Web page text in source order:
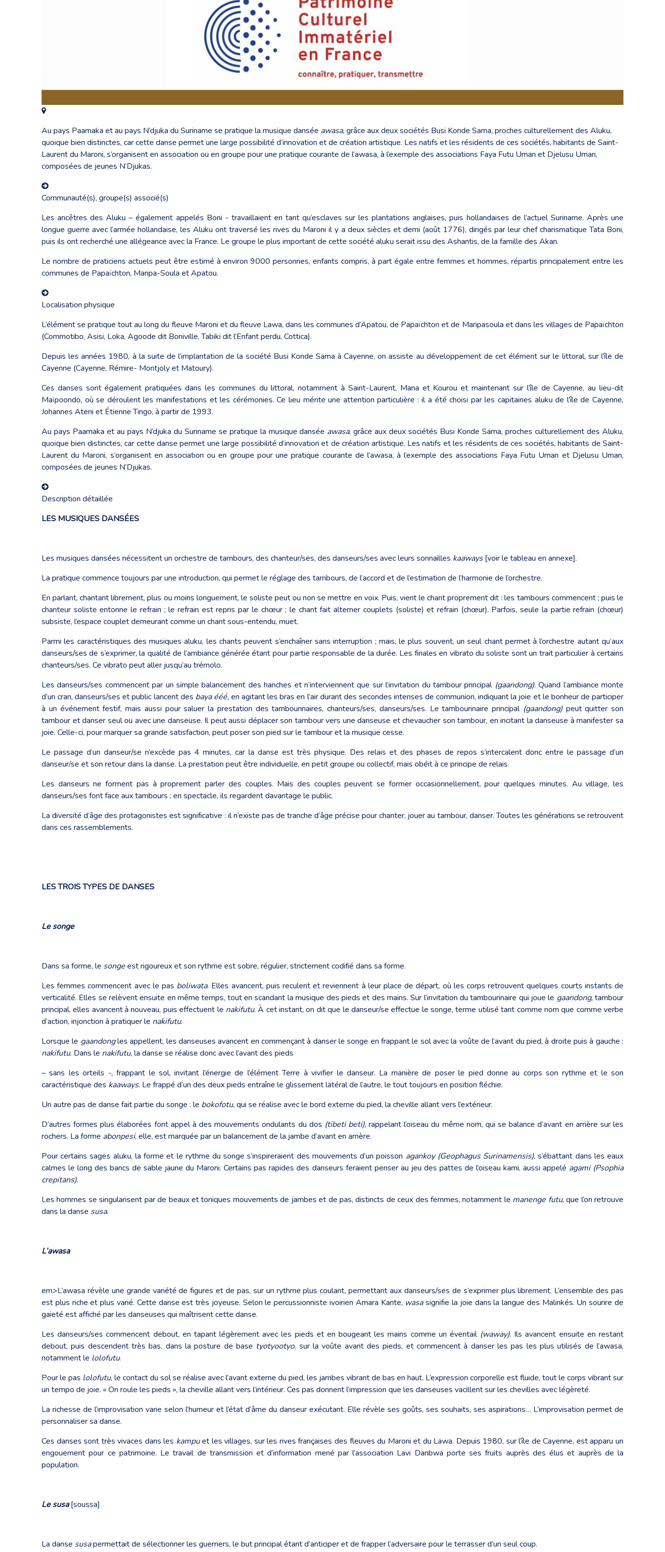
Au pays Paamaka et au pays N’djuka du Suriname se pratique la musique dansée awasa, grâce aux deux sociétés Busi Konde Sama, proches culturellement des Aluku,
quoique bien distinctes, car cette danse permet une large possibilité d’innovation et de création artistique. Les natifs et les résidents de ces sociétés, habitants de Saint-
Laurent du Maroni, s’organisent en association ou en groupe pour une pratique courante de l’awasa, à l’exemple des associations Faya Futu Uman et Djelusu Uman,
composées de jeunes N’Djukas.
Communauté(s), groupe(s) associé(s)
Les ancêtres des Aluku – également appelés Boni - travaillaient en tant qu’esclaves sur les plantations anglaises, puis hollandaises de l’actuel Suriname. Après une
longue guerre avec l’armée hollandaise, les Aluku ont traversé les rives du Maroni il y a deux siècles et demi (août 1776), dirigés par leur chef charismatique Tata Boni,
puis ils ont recherché une allégeance avec la France. Le groupe le plus important de cette société aluku serait issu des Ashantis, de la famille des Akan.
Le nombre de praticiens actuels peut être estimé à environ 9000 personnes, enfants compris, à part égale entre femmes et hommes, répartis principalement entre les
communes de Papaïchton, Maripa-Soula et Apatou.
Localisation physique
L’élément se pratique tout au long du fleuve Maroni et du fleuve Lawa, dans les communes d’Apatou, de Papaïchton et de Maripasoula et dans les villages de Papaïchton
(Commotibo, Asisi, Loka, Agoode dit Boniville, Tabiki dit l’Enfant perdu, Cottica).
Depuis les années 1980, à la suite de l’implantation de la société Busi Konde Sama à Cayenne, on assiste au développement de cet élément sur le littoral, sur l’île de
Cayenne (Cayenne, Rémire- Montjoly et Matoury).
Ces danses sont également pratiquées dans les communes du littoral, notamment à Saint-Laurent, Mana et Kourou et maintenant sur l’île de Cayenne, au lieu-dit
Maïpoondo, où se déroulent les manifestations et les cérémonies. Ce lieu mérite une attention particulière : il a été choisi par les capitaines aluku de l’île de Cayenne,
Johannes Ateni et Étienne Tingo, à partir de 1993.
Au pays Paamaka et au pays N’djuka du Suriname se pratique la musique dansée awasa, grâce aux deux sociétés Busi Konde Sama, proches culturellement des Aluku,
quoique bien distinctes, car cette danse permet une large possibilité d’innovation et de création artistique. Les natifs et les résidents de ces sociétés, habitants de Saint-
Laurent du Maroni, s’organisent en association ou en groupe pour une pratique courante de l’awasa, à l’exemple des associations Faya Futu Uman et Djelusu Uman,
composées de jeunes N’Djukas.
Description détaillée
LES MUSIQUES DANSÉES
Les musiques dansées nécessitent un orchestre de tambours, des chanteur/ses, des danseurs/ses avec leurs sonnailles kaaways[voir le tableau en annexe].
La pratique commence toujours par une introduction, qui permet le réglage des tambours, de l’accord et de l’estimation de l’harmonie de l’orchestre.
En parlant, chantant librement, plus ou moins longuement, le soliste peut ou non se mettre en voix. Puis, vient le chant proprement dit : les tambours commencent ; puis le
chanteur soliste entonne le refrain ; le refrain est repris par le chœur ; le chant fait alterner couplets (soliste) et refrain (chœur). Parfois, seule la partie refrain (chœur)
subsiste, l’espace couplet demeurant comme un chant sous-entendu, muet.
Parmi les caractéristiques des musiques aluku, les chants peuvent s’enchaîner sans interruption ; mais, le plus souvent, un seul chant permet à l’orchestre autant qu’aux
danseurs/ses de s’exprimer, la qualité de l’ambiance générée étant pour partie responsable de la durée. Les finales en vibrato du soliste sont un trait particulier à certains
chanteurs/ses. Ce vibrato peut aller jusqu’au trémolo.
Les danseurs/ses commencent par un simple balancement des hanches et n’interviennent que sur l’invitation du tambour principal (gaandong). Quand l’ambiance monte
d’un cran, danseurs/ses et public lancent des baya ééé, en agitant les bras en l’air durant des secondes intenses de communion, indiquant la joie et le bonheur de participer
à un événement festif, mais aussi pour saluer la prestation des tambourinaires, chanteurs/ses, danseurs/ses. Le tambourinaire principal (gaandong)peut quitter son
tambour et danser seul ou avec une danseuse. Il peut aussi déplacer son tambour vers une danseuse et chevaucher son tambour, en incitant la danseuse à manifester sa
joie. Celle-ci, pour marquer sa grande satisfaction, peut poser son pied sur le tambour et la musique cesse.
Le passage d’un danseur/se n’excède pas 4 minutes, car la danse est très physique. Des relais et des phases de repos s’intercalent donc entre le passage d’un
danseur/se et son retour dans la danse. La prestation peut être individuelle, en petit groupe ou collectif, mais obéit à ce principe de relais.
Les danseurs ne forment pas à proprement parler des couples. Mais des couples peuvent se former occasionnellement, pour quelques minutes. Au village, les
danseurs/ses font face aux tambours ; en spectacle, ils regardent davantage le public.
La diversité d’âge des protagonistes est significative : il n’existe pas de tranche d’âge précise pour chanter, jouer au tambour, danser. Toutes les générations se retrouvent
dans ces rassemblements.
LES TROIS TYPES DE DANSES
Le songe
Dans sa forme, le songeest rigoureux et son rythme est sobre, régulier, strictement codifié dans sa forme.
Les femmes commencent avec le pas boliwata. Elles avancent, puis reculent et reviennent à leur place de départ, où les corps retrouvent quelques courts instants de
verticalité. Elles se relèvent ensuite en même temps, tout en scandant la musique des pieds et des mains. Sur l’invitation du tambourinaire qui joue le gaandong, tambour
principal, elles avancent à nouveau, puis effectuent le nakifutu. À cet instant, on dit que le danseur/se effectue le songe, terme utilisé tant comme nom que comme verbe
d’action, injonction à pratiquer le nakifutu.
Lorsque le gaandongles appellent, les danseuses avancent en commençant à danser le songe en frappant le sol avec la voûte de l’avant du pied, à droite puis à gauche :
nakifutu. Dans le nakifutu, la danse se réalise donc avec l’avant des pieds
– sans les orteils -, frappant le sol, invitant l’énergie de l’élément Terre à vivifier le danseur. La manière de poser le pied donne au corps son rythme et le son
caractéristique des kaaways. Le frappé d’un des deux pieds entraîne le glissement latéral de l’autre, le tout toujours en position fléchie.
Un autre pas de danse fait partie du songe : le bokofotu, qui se réalise avec le bord externe du pied, la cheville allant vers l’extérieur.
D’autres formes plus élaborées font appel à des mouvements ondulants du dos (tibeti beti), rappelant l’oiseau du même nom, qui se balance d’avant en arrière sur les
rochers. La forme abonpesi, elle, est marquée par un balancement de la jambe d’avant en arrière.
Pour certains sages aluku, la forme et le rythme du songe s’inspireraient des mouvements d’un poisson agankoy (Geophagus Surinamensis), s’ébattant dans les eaux
calmes le long des bancs de sable jaune du Maroni. Certains pas rapides des danseurs feraient penser au jeu des pattes de l’oiseau kami, aussi appelé agami (Psophia
crepitans).
Les hommes se singularisent par de beaux et toniques mouvements de jambes et de pas, distincts de ceux des femmes, notamment le manenge futu, que l’on retrouve
dans la danse susa.
L’awasa
em>L’awasa révèle une grande variété de figures et de pas, sur un rythme plus coulant, permettant aux danseurs/ses de s’exprimer plus librement. L’ensemble des pas
est plus riche et plus varié. Cette danse est très joyeuse. Selon le percussionniste ivoirien Amara Kante, wasasignifie la joie dans la langue des Malinkés. Un sourire de
gaieté est affiché par les danseuses qui maîtrisent cette danse.
Les danseurs/ses commencent debout, en tapant légèrement avec les pieds et en bougeant les mains comme un éventail (waway). Ils avancent ensuite en restant
debout, puis descendent très bas, dans la posture de base tyotyootyo, sur la voûte avant des pieds, et commencent à danser les pas les plus utilisés de l’awasa,
notamment le lolofutu.
Pour le pas lolofutu, le contact du sol se réalise avec l’avant externe du pied, les jambes vibrant de bas en haut. L’expression corporelle est fluide, tout le corps vibrant sur
un tempo de joie. « On roule les pieds », la cheville allant vers l’intérieur. Ces pas donnent l’impression que les danseuses vacillent sur les chevilles avec légèreté.
La richesse de l’improvisation varie selon l’humeur et l’état d’âme du danseur exécutant. Elle révèle ses goûts, ses souhaits, ses aspirations… L’improvisation permet de
personnaliser sa danse.
Ces danses sont très vivaces dans les kampuet les villages, sur les rives françaises des fleuves du Maroni et du Lawa. Depuis 1980, sur l’île de Cayenne, est apparu un
engouement pour ce patrimoine. Le travail de transmission et d’information mené par l’association Lavi Danbwa porte ses fruits auprès des élus et auprès de la
population.
Le susa[soussa]
La danse susapermettait de sélectionner les guerriers, le but principal étant d’anticiper et de frapper l’adversaire pour le terrasser d’un seul coup.